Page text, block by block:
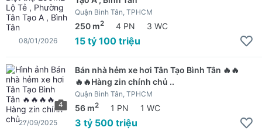
Quận Bình Tân, TPHCM
250 m2 4 PN 3 WC
15 tỷ 100 triệu
08/01/2026
4
Bán nhà hẻm xe hơi Tân Tạo Bình Tân 🔥🔥
🔥🔥Hàng zin chính chủ ..
Quận Bình Tân, TPHCM
56 m2 1 PN 1 WC
3 tỷ 500 triệu
27/09/2025